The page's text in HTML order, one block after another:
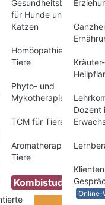
und
Gesundheitsberater
für Hunde und
Katzen
Homöopathie für
Tiere
Phyto- und
Mykotherapie
TCM für Tiere
Aromatherapie für
Tiere
Kombistudium
Dozent
Online-